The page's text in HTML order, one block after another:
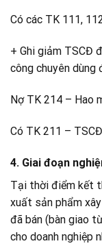
Có các TK 111,
+ Ghi giảm TSCĐ
công chuyên dùng
Nợ TK 214 – Hao
Có TK 211 –
4. Giai đoạn
Tại thời điểm kết
xuất sản phẩm
đã bán (bàn giao
cho doanh nghiệp